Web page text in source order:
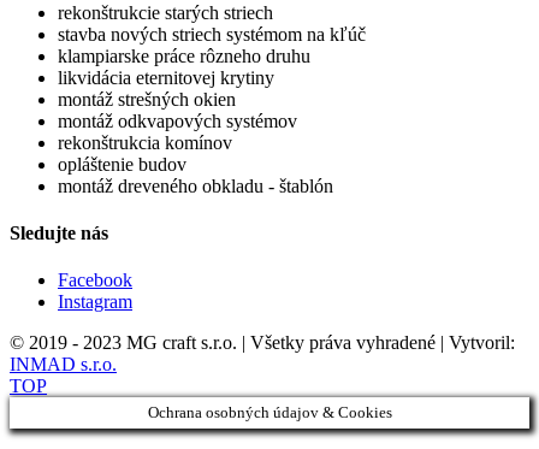
rekonštrukcie starých striech
stavba nových striech systémom na kľúč
klampiarske práce rôzneho druhu
likvidácia eternitovej krytiny
montáž strešných okien
montáž odkvapových systémov
rekonštrukcia komínov
opláštenie budov
montáž dreveného obkladu - štablón
Sledujte nás
Facebook
Instagram
© 2019 - 2023 MG craft s.r.o. | Všetky práva vyhradené | Vytvoril:
INMAD s.r.o.
TOP
Ochrana osobných údajov & Cookies